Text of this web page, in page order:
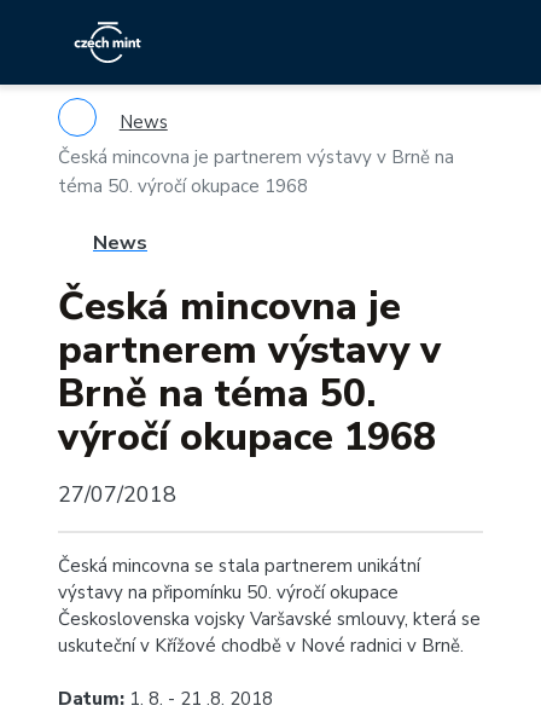
News
Česká mincovna je partnerem výstavy v Brně na
téma 50. výročí okupace 1968
News
Česká mincovna je
partnerem výstavy v
Brně na téma 50.
výročí okupace 1968
27/07/2018
Česká mincovna se stala partnerem unikátní
výstavy na připomínku 50. výročí okupace
Československa vojsky Varšavské smlouvy, která se
uskuteční v Křížové chodbě v Nové radnici v Brně.
Datum: 1. 8. - 21 .8. 2018